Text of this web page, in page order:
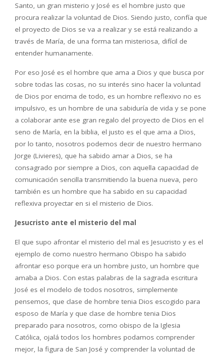
Santo, un gran misterio y José es el hombre justo que
procura realizar la voluntad de Dios. Siendo justo, confía que
el proyecto de Dios se va a realizar y se está realizando a
través de María, de una forma tan misteriosa, difícil de
entender humanamente.
Por eso José es el hombre que ama a Dios y que busca por
sobre todas las cosas, no su interés sino hacer la voluntad
de Dios por encima de todo, es un hombre reflexivo no es
impulsivo, es un hombre de una sabiduría de vida y se pone
a colaborar ante ese gran regalo del proyecto de Dios en el
seno de María, en la biblia, el justo es el que ama a Dios,
por lo tanto, nosotros podemos decir de nuestro hermano
Jorge (Livieres), que ha sabido amar a Dios, se ha
consagrado por siempre a Dios, con aquella capacidad de
comunicación sencilla transmitiendo la buena nueva, pero
también es un hombre que ha sabido en su capacidad
reflexiva proyectar en si el misterio de Dios.
Jesucristo ante el misterio del mal
El que supo afrontar el misterio del mal es Jesucristo y es el
ejemplo de como nuestro hermano Obispo ha sabido
afrontar eso porque era un hombre justo, un hombre que
amaba a Dios. Con estas palabras de la sagrada escritura
José es el modelo de todos nosotros, simplemente
pensemos, que clase de hombre tenia Dios escogido para
esposo de María y que clase de hombre tenia Dios
preparado para nosotros, como obispo de la Iglesia
Católica, ojalá todos los hombres podamos comprender
mejor, la figura de San José y comprender la voluntad de